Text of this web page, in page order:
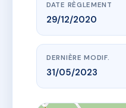
DATE RÈGLEMENT
29/12/2020
DERNIÈRE MODIF.
31/05/2023